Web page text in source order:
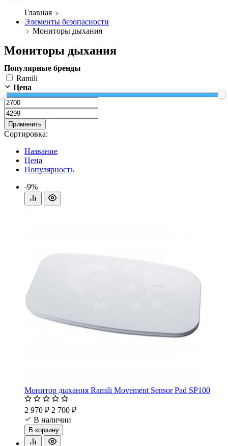
Главная
Элементы безопасности
Мониторы дыхания
Мониторы дыхания
Популярные бренды
Ramili
Цена
Применить
Сортировка:
Название
Цена
Популярность
-9%
Монитор дыхания Ramili Movement Sensor Pad SP100
2 970 ₽ 2 700 ₽
В наличии
В корзину